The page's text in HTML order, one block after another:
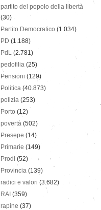
partito del popolo della libertà
(30)
Partito Democratico (1.034)
PD (1.188)
PdL (2.781)
pedofilia (25)
Pensioni (129)
Politica (40.873)
polizia (253)
Porto (12)
povertà (502)
Presepe (14)
Primarie (149)
Prodi (52)
Provincia (139)
radici e valori (3.682)
RAI (359)
rapine (37)